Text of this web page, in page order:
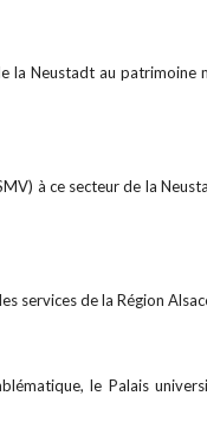
Neustadt au patrimoine
à ce secteur de la
services de la Région
le Palais